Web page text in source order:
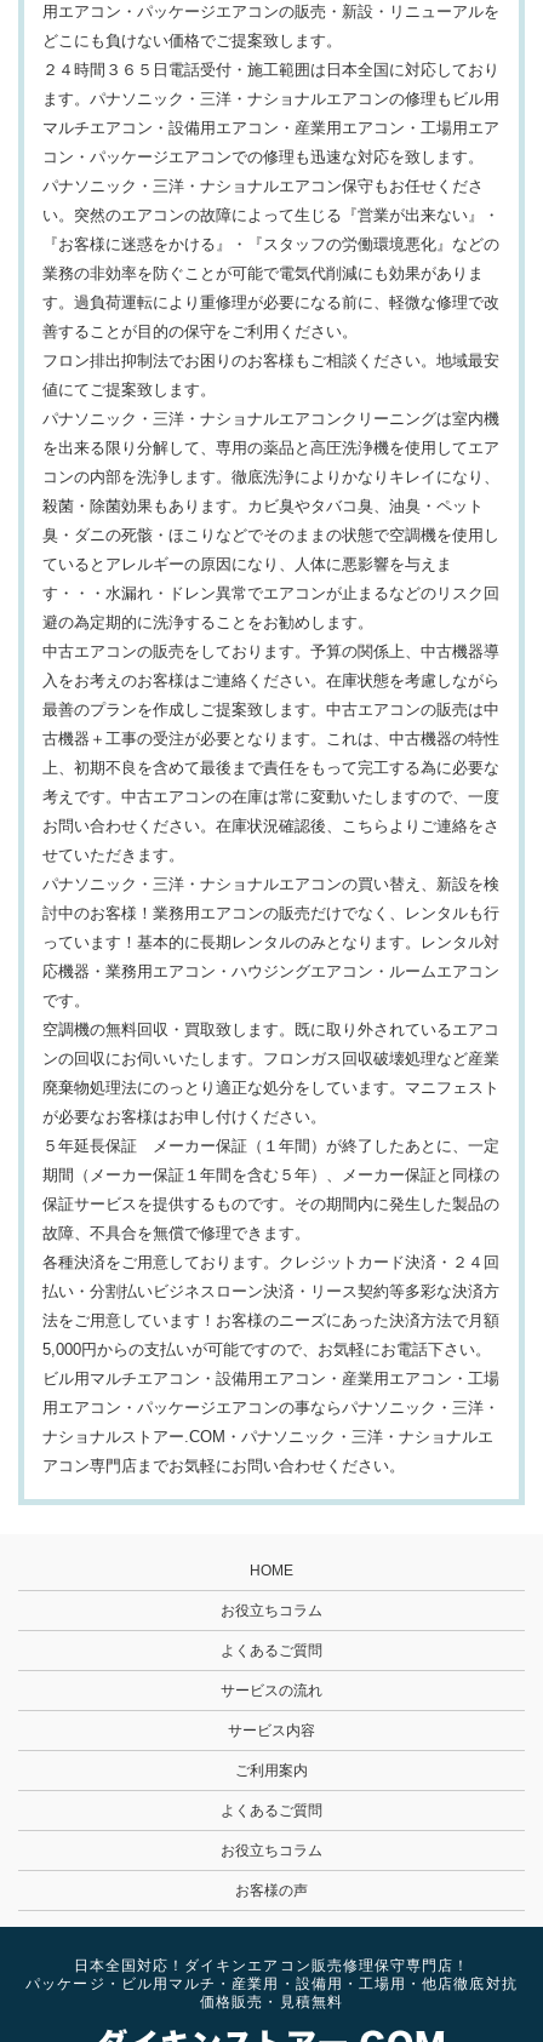
用エアコン・パッケージエアコンの販売・新設・リニューアルを
どこにも負けない価格でご提案致します。
２４時間３６５日電話受付・施工範囲は日本全国に対応しており
ます。パナソニック・三洋・ナショナルエアコンの修理もビル用
マルチエアコン・設備用エアコン・産業用エアコン・工場用エア
コン・パッケージエアコンでの修理も迅速な対応を致します。
パナソニック・三洋・ナショナルエアコン保守もお任せくださ
い。突然のエアコンの故障によって生じる『営業が出来ない』・
『お客様に迷惑をかける』・『スタッフの労働環境悪化』などの
業務の非効率を防ぐことが可能で電気代削減にも効果がありま
す。過負荷運転により重修理が必要になる前に、軽微な修理で改
善することが目的の保守をご利用ください。
フロン排出抑制法でお困りのお客様もご相談ください。地域最安
値にてご提案致します。
パナソニック・三洋・ナショナルエアコンクリーニングは室内機
を出来る限り分解して、専用の薬品と高圧洗浄機を使用してエア
コンの内部を洗浄します。徹底洗浄によりかなりキレイになり、
殺菌・除菌効果もあります。カビ臭やタバコ臭、油臭・ペット
臭・ダニの死骸・ほこりなどでそのままの状態で空調機を使用し
ているとアレルギーの原因になり、人体に悪影響を与えま
す・・・水漏れ・ドレン異常でエアコンが止まるなどのリスク回
避の為定期的に洗浄することをお勧めします。
中古エアコンの販売をしております。予算の関係上、中古機器導
入をお考えのお客様はご連絡ください。在庫状態を考慮しながら
最善のプランを作成しご提案致します。中古エアコンの販売は中
古機器＋工事の受注が必要となります。これは、中古機器の特性
上、初期不良を含めて最後まで責任をもって完工する為に必要な
考えです。中古エアコンの在庫は常に変動いたしますので、一度
お問い合わせください。在庫状況確認後、こちらよりご連絡をさ
せていただきます。
パナソニック・三洋・ナショナルエアコンの買い替え、新設を検
討中のお客様！業務用エアコンの販売だけでなく、レンタルも行
っています！基本的に長期レンタルのみとなります。レンタル対
応機器・業務用エアコン・ハウジングエアコン・ルームエアコン
です。
空調機の無料回収・買取致します。既に取り外されているエアコ
ンの回収にお伺いいたします。フロンガス回収破壊処理など産業
廃棄物処理法にのっとり適正な処分をしています。マニフェスト
が必要なお客様はお申し付けください。
５年延長保証 メーカー保証（１年間）が終了したあとに、一定
期間（メーカー保証１年間を含む５年）、メーカー保証と同様の
保証サービスを提供するものです。その期間内に発生した製品の
故障、不具合を無償で修理できます。
各種決済をご用意しております。クレジットカード決済・２４回
払い・分割払いビジネスローン決済・リース契約等多彩な決済方
法をご用意しています！お客様のニーズにあった決済方法で月額
5,000円からの支払いが可能ですので、お気軽にお電話下さい。
ビル用マルチエアコン・設備用エアコン・産業用エアコン・工場
用エアコン・パッケージエアコンの事ならパナソニック・三洋・
ナショナルストアー.COM・パナソニック・三洋・ナショナルエ
アコン専門店までお気軽にお問い合わせください。
HOME
お役立ちコラム
よくあるご質問
サービスの流れ
サービス内容
ご利用案内
よくあるご質問
お役立ちコラム
お客様の声
日本全国対応！ダイキンエアコン販売修理保守専門店！
パッケージ・ビル用マルチ・産業用・設備用・工場用・他店徹底対抗
価格販売・見積無料